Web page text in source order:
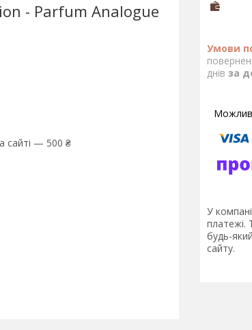
- Parfum Analogue
сайті — 500 ₴
днів за
У
платежі.
будь-
сайту.